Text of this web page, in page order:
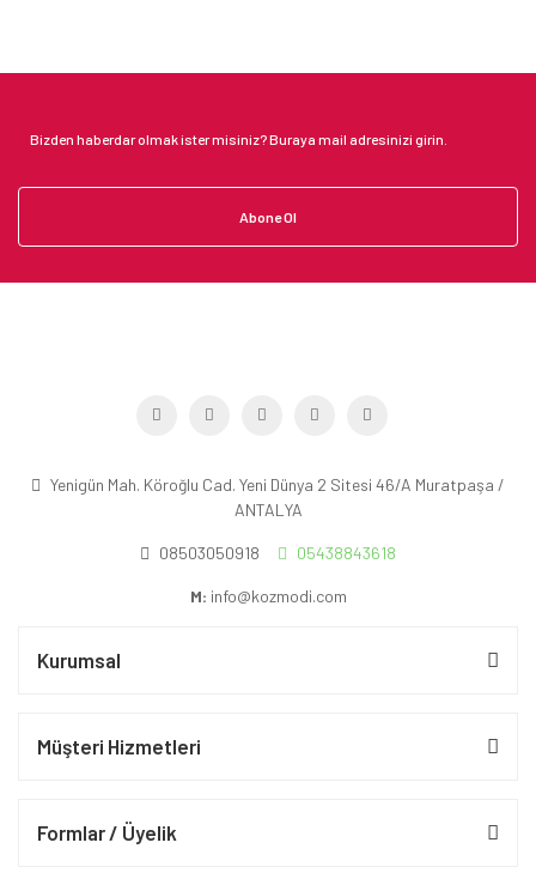
Abone Ol
Yenigün Mah. Köroğlu Cad. Yeni Dünya 2 Sitesi 46/A Muratpaşa /
ANTALYA
08503050918 05438843618
M: info@kozmodi.com
Kurumsal
Müşteri Hizmetleri
Formlar / Üyelik